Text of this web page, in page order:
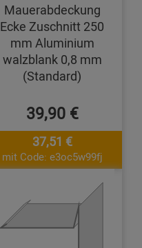
Mauerabdeckung
Ecke Zuschnitt 250
mm Aluminium
walzblank 0,8 mm
(Standard)
39,90 €
37,51 €
mit Code: e3oc5w99fj